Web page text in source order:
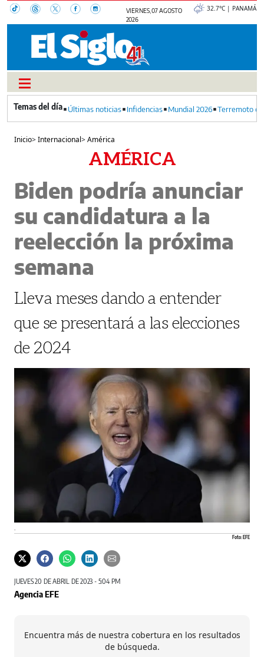
VIERNES, 07 AGOSTO
2026
32.7°C | PANAMÁ
Últimas noticias Infidencias Mundial 2026 Terremoto
Inicio>Internacional>América
AMÉRICA
Biden podría anunciar
su candidatura a la
reelección la próxima
semana
Lleva meses dando a entender
que se presentará a las elecciones
de 2024
Foto: EFE
JUEVES 20 DE ABRIL DE 2023 - 5:04 PM
Agencia EFE
Encuentra más de nuestra cobertura en los resultados
de búsqueda.